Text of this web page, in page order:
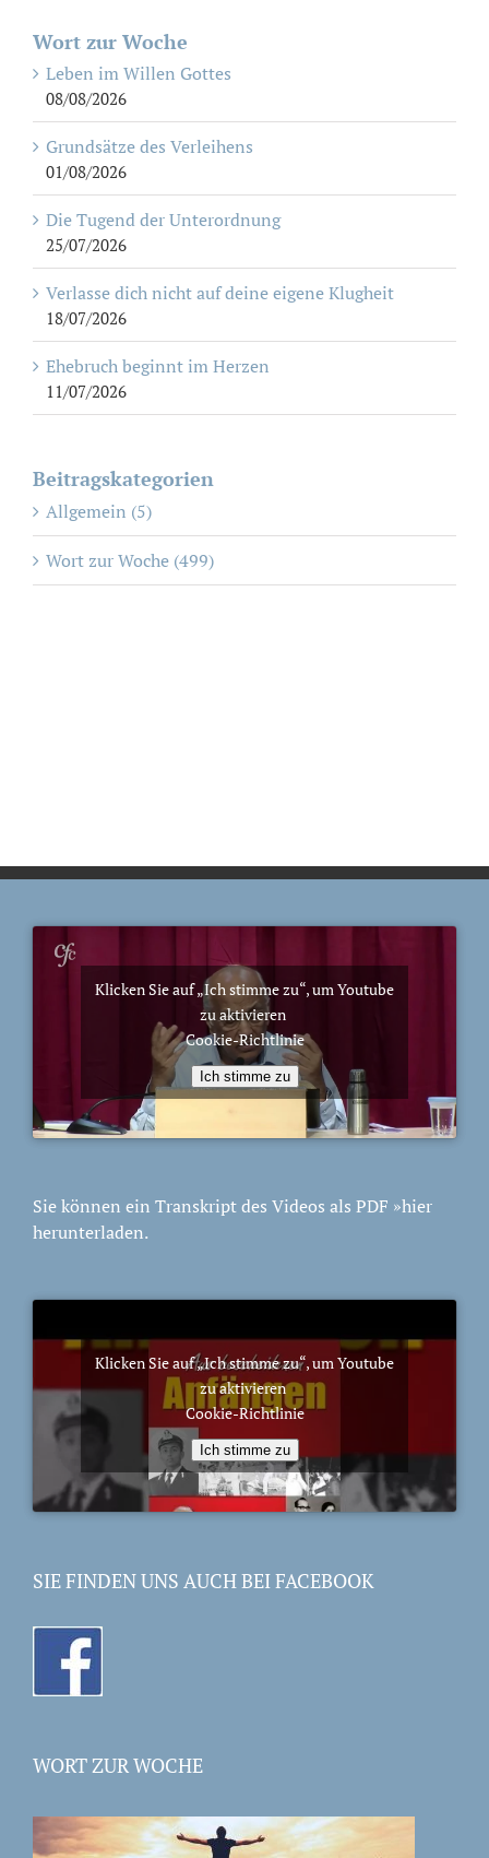
Wort zur Woche
Leben im Willen Gottes
08/08/2026
Grundsätze des Verleihens
01/08/2026
Die Tugend der Unterordnung
25/07/2026
Verlasse dich nicht auf deine eigene Klugheit
18/07/2026
Ehebruch beginnt im Herzen
11/07/2026
Beitragskategorien
Allgemein (5)
Wort zur Woche (499)
Klicken Sie auf „Ich stimme zu“, um Youtube
zu aktivieren
Cookie-Richtlinie
Ich stimme zu
Sie können ein Transkript des Videos als PDF »hier
herunterladen.
Klicken Sie auf „Ich stimme zu“, um Youtube
zu aktivieren
Cookie-Richtlinie
Ich stimme zu
SIE FINDEN UNS AUCH BEI FACEBOOK
WORT ZUR WOCHE